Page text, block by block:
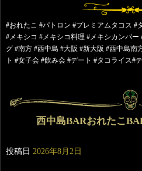
#おれたこ #パトロン #プレミアムタコス #
#メキシコ #メキシコ料理 #メキシカンバ
グ #南方 #西中島 #大阪 #新大阪 #西中島南
ト #女子会 #飲み会 #デート #タコライス#
西中島BARおれたこ
投稿日 2026年8月2日